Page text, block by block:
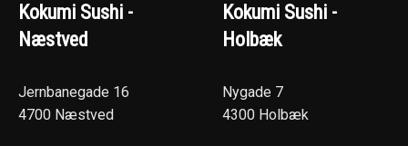
Kokumi Sushi -
Næstved
Jernbanegade 16
4700 Næstved
Kokumi Sushi -
Holbæk
Nygade 7
4300 Holbæk